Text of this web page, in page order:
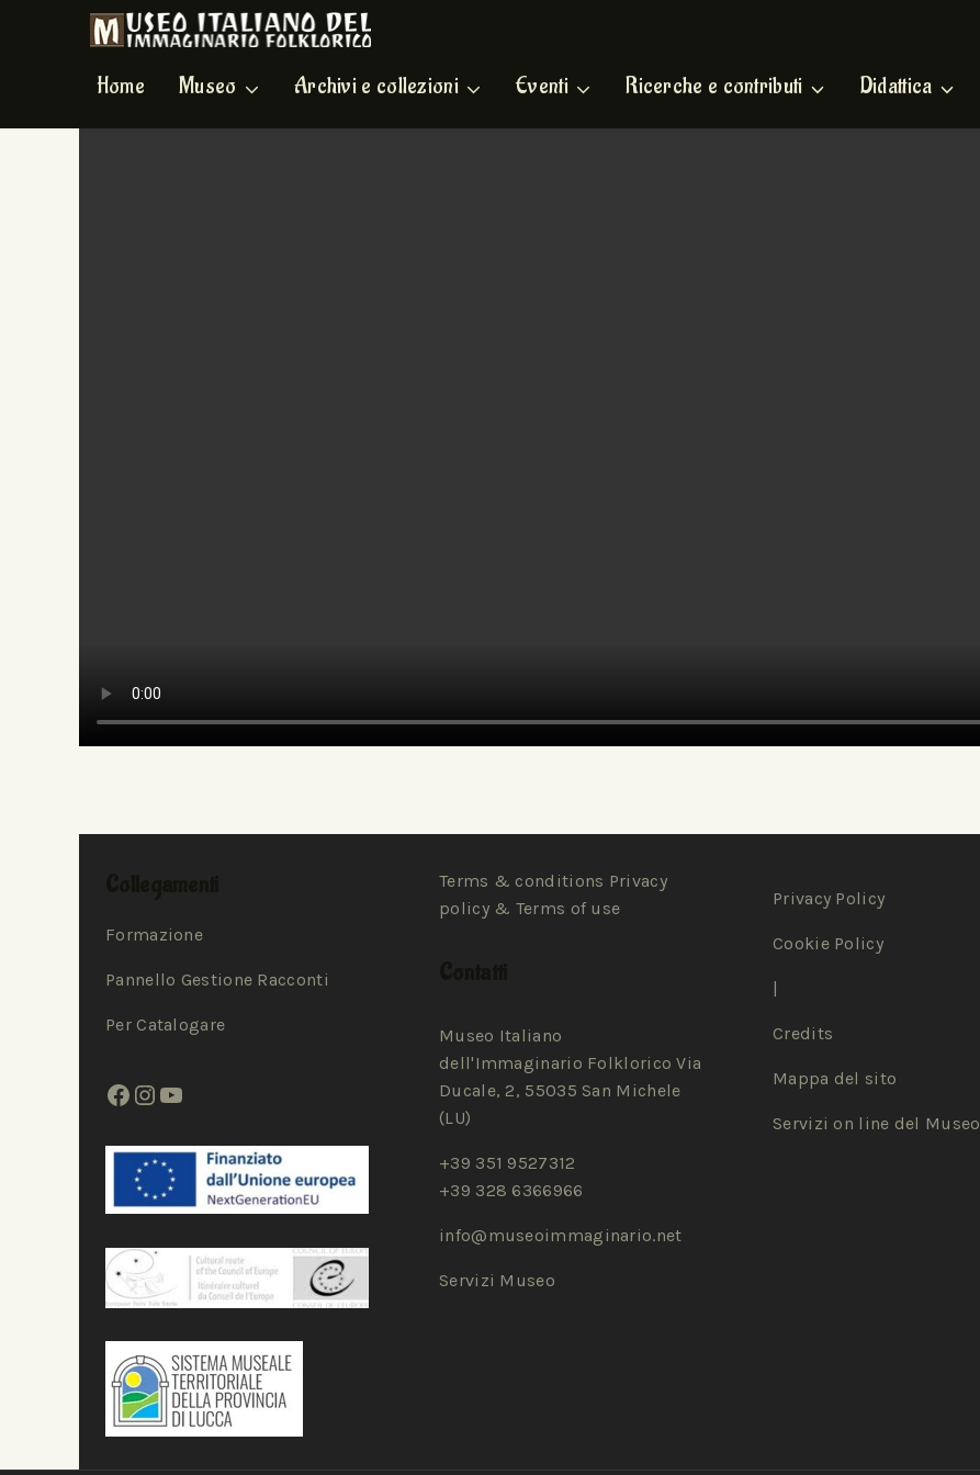
Home Museo Archivi e collezioni Eventi Ricerche e contributi Didattica
Formazione
Pannello Gestione Racconti
Per Catalogare
Terms & conditions Privacy
policy & Terms of use
Museo Italiano
dell'Immaginario Folklorico Via
Ducale, 2, 55035 San Michele
(LU)
+39 351 9527312
+39 328 6366966
info@museoimmaginario.net
Servizi Museo
Privacy Policy
Cookie Policy
Credits
Mappa del sito
Servizi on line del Museo